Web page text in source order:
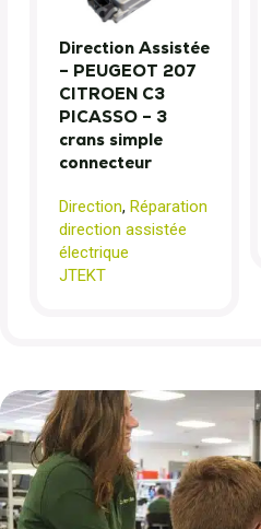
Direction Assistée
– PEUGEOT 207
CITROEN C3
PICASSO – 3
crans simple
connecteur
Direction, Réparation
direction assistée
électrique
JTEKT